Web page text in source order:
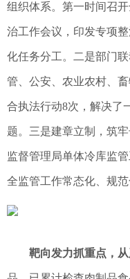
组织体系。第一时间召
治工作会议，印发专项
化任务分工。二是部门
管、公安、农业农村、
合执法行动8次，解决了
题。三是建章立制，筑
监督管理局单体冷库监
全监管工作常态化、规范
靶向发力抓重点，从